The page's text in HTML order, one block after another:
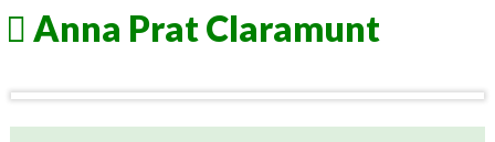
Anna Prat Claramunt